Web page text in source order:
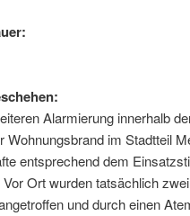
Alarmierung innerhalb
Wohnungsbrand im Stadtteil
entsprechend dem
Ort wurden tatsächlich
und durch einen